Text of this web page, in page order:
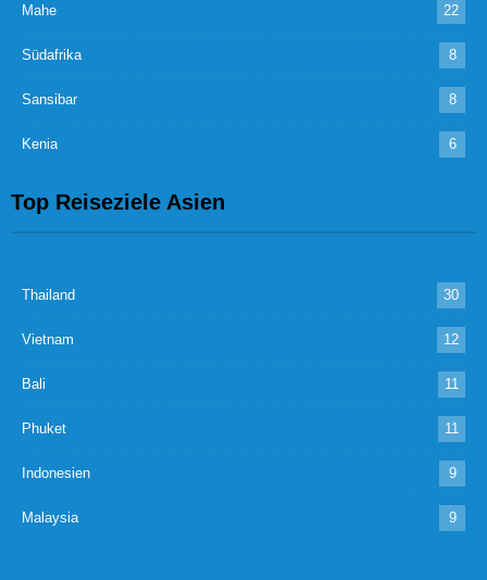
Mahe 22
Südafrika 8
Sansibar 8
Kenia 6
Top Reiseziele Asien
Thailand 30
Vietnam 12
Bali 11
Phuket 11
Indonesien 9
Malaysia 9